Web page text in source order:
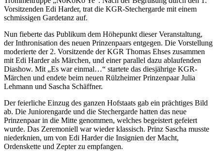
Vorsitzenden Edi Harder, trat die KGR-Stechergarde mit einem
schmissigen Gardetanz auf.
Nun fieberte das Publikum dem Höhepunkt dieser Veranstaltung,
der Inthronisation des neuen Prinzenpaars entgegen. Die Vorstellung
moderierte der 2. Vorsitzende der KGR Thomas Ehses zusammen
mit Edi Harder als Märchen, und einer parallel dazu ablaufenden
Diashow. Mit „Es war einmal…“ startete das diesjährige KGR-
Märchen und endete beim neuen Rülzheimer Prinzenpaar Julia
Lehmann und Sascha Schäffner.
Der feierliche Einzug des ganzen Hofstaats gab ein prächtiges Bild
ab. Die Juniorengarde und die Stechergarde hatten das neue
Prinzenpaar in die Mitte genommen, welches begeistert gefeiert
wurde. Das Zeremoniell war wieder klassisch. Prinz Sascha musste
niederknien, um von Edi Harder die Insignien der Macht,
Ordenskette und Zepter zu empfangen.